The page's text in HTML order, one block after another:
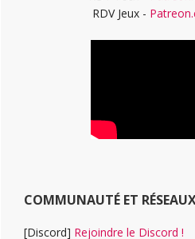
RDV Jeux -
COMMUNAUTÉ ET
[Discord] Rejoindre le Discord !